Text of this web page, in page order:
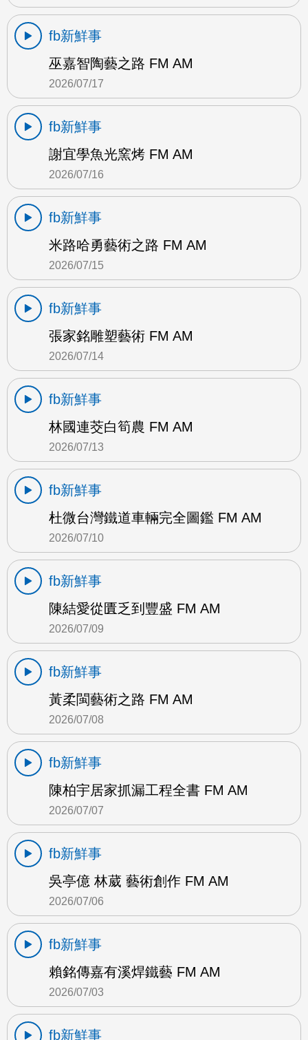
fb新鮮事
巫嘉智陶藝之路 FM AM
2026/07/17
fb新鮮事
謝宜學魚光窯烤 FM AM
2026/07/16
fb新鮮事
米路哈勇藝術之路 FM AM
2026/07/15
fb新鮮事
張家銘雕塑藝術 FM AM
2026/07/14
fb新鮮事
林國連茭白筍農 FM AM
2026/07/13
fb新鮮事
杜微台灣鐵道車輛完全圖鑑 FM AM
2026/07/10
fb新鮮事
陳結愛從匱乏到豐盛 FM AM
2026/07/09
fb新鮮事
黃柔閩藝術之路 FM AM
2026/07/08
fb新鮮事
陳柏宇居家抓漏工程全書 FM AM
2026/07/07
fb新鮮事
吳亭億 林葳 藝術創作 FM AM
2026/07/06
fb新鮮事
賴銘傳嘉有溪焊鐵藝 FM AM
2026/07/03
fb新鮮事